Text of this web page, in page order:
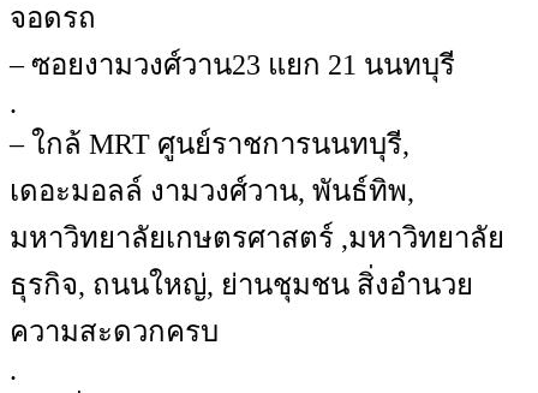
จอดรถ
– ซอยงามวงศ์วาน23 แยก 21 นนทบุรี
.
– ใกล้ MRT ศูนย์ราชการนนทบุรี,
เดอะมอลล์ งามวงศ์วาน, พันธ์ทิพ,
มหาวิทยาลัยเกษตรศาสตร์ ,มหาวิทยาลัย
ธุรกิจ, ถนนใหญ่, ย่านชุมชน สิ่งอำนวย
ความสะดวกครบ
.